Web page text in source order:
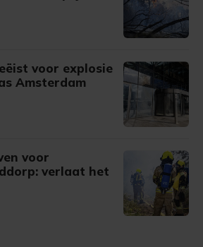
voor explosie
Amsterdam
voor
verlaat het